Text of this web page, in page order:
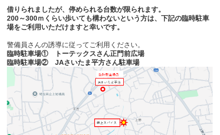
借りられましたが、停められる台数が限られます。
200～300ｍくらい歩いても構わないという方は、下記の臨時駐車
場をご利用いただけますと幸いです。
警備員さんの誘導に従ってご利用ください。
臨時駐車場① トーテックスさん正門前広場
臨時駐車場② JAさいたま平方さん駐車場